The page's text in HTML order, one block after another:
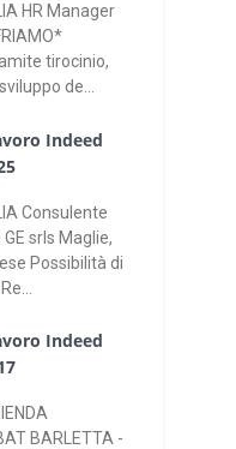
HR Manager
tirocinio,
de...
Indeed
Consulente
srls Maglie,
Possibilità di
Indeed
BARLETTA -